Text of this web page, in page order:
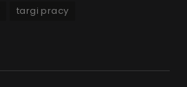
targi pracy